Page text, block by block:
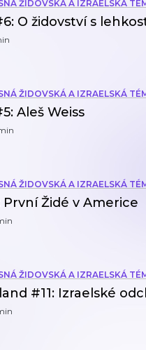
ŽIDOVSKÁ A IZRAELSKÁ
O židovství s
ŽIDOVSKÁ A IZRAELSKÁ
Aleš Weiss
ŽIDOVSKÁ A IZRAELSKÁ
První Židé v Americe
ŽIDOVSKÁ A IZRAELSKÁ
#11: Izraelské